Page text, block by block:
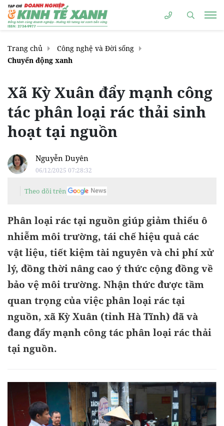
Trang chủ
Công nghệ và Đời sống
Chuyển động xanh
Xã Kỳ Xuân đẩy mạnh công
tác phân loại rác thải sinh
hoạt tại nguồn
Nguyễn Duyên
06/12/2025 07:28:32
Theo dõi trên
Phân loại rác tại nguồn giúp giảm thiểu ô
nhiễm môi trường, tái chế hiệu quả các
vật liệu, tiết kiệm tài nguyên và chi phí xử
lý, đồng thời nâng cao ý thức cộng đồng về
bảo vệ môi trường. Nhận thức được tầm
quan trọng của việc phân loại rác tại
nguồn, xã Kỳ Xuân (tỉnh Hà Tĩnh) đã và
đang đẩy mạnh công tác phân loại rác thải
tại nguồn.